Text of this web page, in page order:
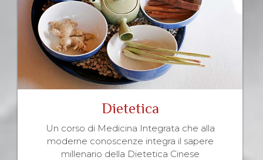
Dietetica
Un corso di Medicina Integrata che alla
moderne conoscenze integra il sapere
millenario della Dietetica Cinese